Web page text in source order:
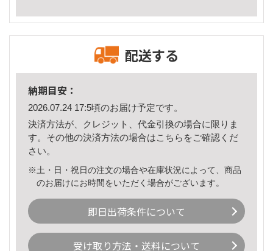
配送する
納期目安：
2026.07.24 17:5頃のお届け予定です。
決済方法が、クレジット、代金引換の場合に限りま
す。その他の決済方法の場合はこちら をご確認くだ
さい。
※土・日・祝日の注文の場合や在庫状況によって、商品
のお届けにお時間をいただく場合がございます。
即日出荷条件について
受け取り方法・送料について